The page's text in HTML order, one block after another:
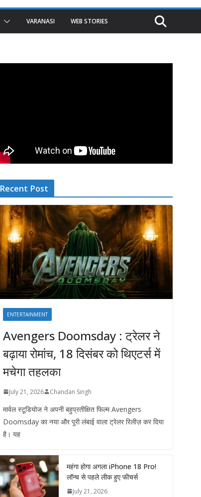
VARANASI WEB STORIES
Recent Post
ENTERTAINMENT
Avengers Doomsday : ट्रेलर ने
बढ़ाया रोमांच, 18 दिसंबर को थिएटर्स में
मचेगा तहलका
July 21, 2026 Chandan Singh
मार्वल स्टूडियोज ने अपनी बहुप्रतीक्षित फिल्म Avengers
Doomsday का नया और पूरी लंबाई वाला ट्रेलर रिलीज़ कर दिया
है। यह
महंगा होगा अगला iPhone 18 Pro!
लॉन्च से पहले लीक हुए फीचर्स
July 21, 2026